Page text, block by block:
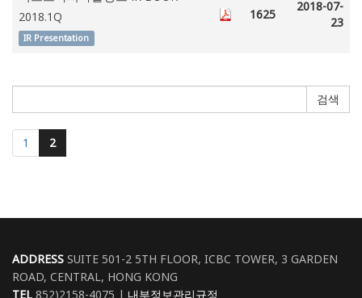
2018.1Q
IR Presentation
1625
2018-07-
23
검색
1 2
ADDRESS SUITE 501-2 5TH FLOOR, ICBC TOWER, 3 GARDEN
ROAD, CENTRAL, HONG KONG
TEL 852)2158-4075 | 내부정보관리규정